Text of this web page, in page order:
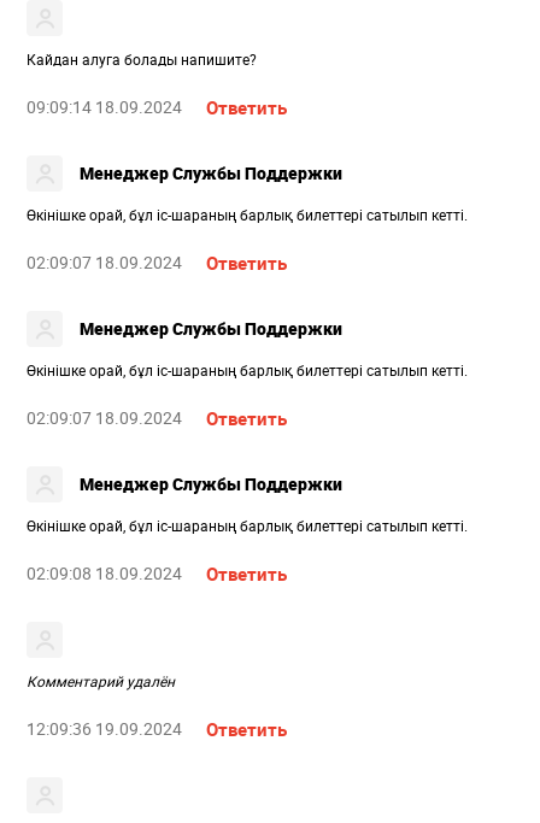
Кайдан алуга болады напишите?
09:09:14 18.09.2024 Ответить
Менеджер Службы Поддержки
Өкінішке орай, бұл іс-шараның барлық билеттері сатылып кетті.
02:09:07 18.09.2024 Ответить
Менеджер Службы Поддержки
Өкінішке орай, бұл іс-шараның барлық билеттері сатылып кетті.
02:09:07 18.09.2024 Ответить
Менеджер Службы Поддержки
Өкінішке орай, бұл іс-шараның барлық билеттері сатылып кетті.
02:09:08 18.09.2024 Ответить
Комментарий удалён
12:09:36 19.09.2024 Ответить